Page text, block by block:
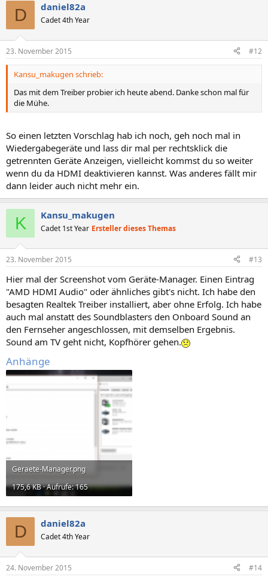
D daniel82a
Cadet 4th Year
23. November 2015 #12
Kansu_makugen schrieb:
Das mit dem Treiber probier ich heute abend. Danke schon mal für
die Mühe.
So einen letzten Vorschlag hab ich noch, geh noch mal in
Wiedergabegeräte und lass dir mal per rechtsklick die
getrennten Geräte Anzeigen, vielleicht kommst du so weiter
wenn du da HDMI deaktivieren kannst. Was anderes fällt mir
dann leider auch nicht mehr ein.
K Kansu_makugen
Cadet 1st Year Ersteller dieses Themas
23. November 2015 #13
Hier mal der Screenshot vom Geräte-Manager. Einen Eintrag
"AMD HDMI Audio" oder ähnliches gibt's nicht. Ich habe den
besagten Realtek Treiber installiert, aber ohne Erfolg. Ich habe
auch mal anstatt des Soundblasters den Onboard Sound an
den Fernseher angeschlossen, mit demselben Ergebnis.
Sound am TV geht nicht, Kopfhörer gehen.
Anhänge
Geraete-Manager.png
175,6 KB · Aufrufe: 165
D daniel82a
Cadet 4th Year
24. November 2015 #14